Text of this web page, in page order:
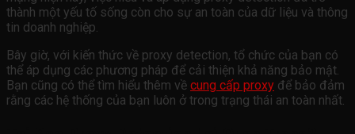
thành một yếu tố sống còn cho sự an toàn của dữ liệu và thông
tin doanh nghiệp.
Bây giờ, với kiến thức về proxy detection, tổ chức của bạn có
thể áp dụng các phương pháp để cải thiện khả năng bảo mật.
Bạn cũng có thể tìm hiểu thêm về cung cấp proxy để bảo đảm
rằng các hệ thống của bạn luôn ở trong trạng thái an toàn nhất.